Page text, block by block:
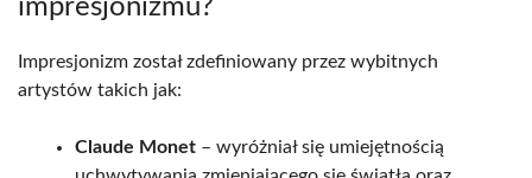
impresjonizmu?
Impresjonizm został zdefiniowany przez wybitnych
artystów takich jak:
Claude Monet – wyróżniał się umiejętnością